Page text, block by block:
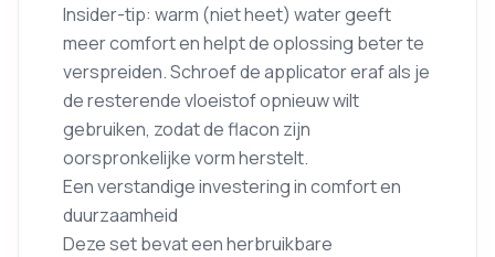
Insider-tip: warm (niet heet) water geeft
meer comfort en helpt de oplossing beter te
verspreiden. Schroef de applicator eraf als je
de resterende vloeistof opnieuw wilt
gebruiken, zodat de flacon zijn
oorspronkelijke vorm herstelt.
Een verstandige investering in comfort en
duurzaamheid
Deze set bevat een herbruikbare